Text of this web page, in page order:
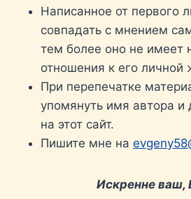
Написанное от первого
совпадать с мнением
тем более оно не имеет
отношения к его личной
При перепечатке
упомянуть имя автора и
на этот сайт.
Пишите мне на
Искренне ваш,